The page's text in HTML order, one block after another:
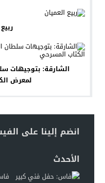
لمعرض
انضم إلينا على
الأحدث